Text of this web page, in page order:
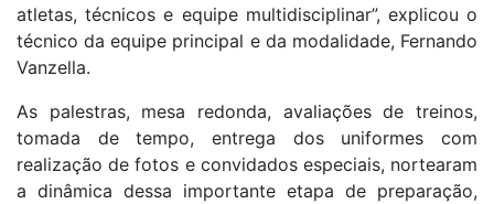
atletas, técnicos e equipe multidisciplinar”, explicou o
técnico da equipe principal e da modalidade, Fernando
Vanzella.
As palestras, mesa redonda, avaliações de treinos,
tomada de tempo, entrega dos uniformes com
realização de fotos e convidados especiais, nortearam
a dinâmica dessa importante etapa de preparação,